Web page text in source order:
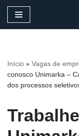
conteúdo
Início » Vagas de
conosco Unimarka –
dos processos